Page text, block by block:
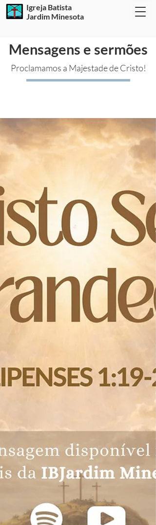
Igreja Batista
Jardim Minesota
Mensagens e sermões
Proclamamos a Majestade de Cristo!